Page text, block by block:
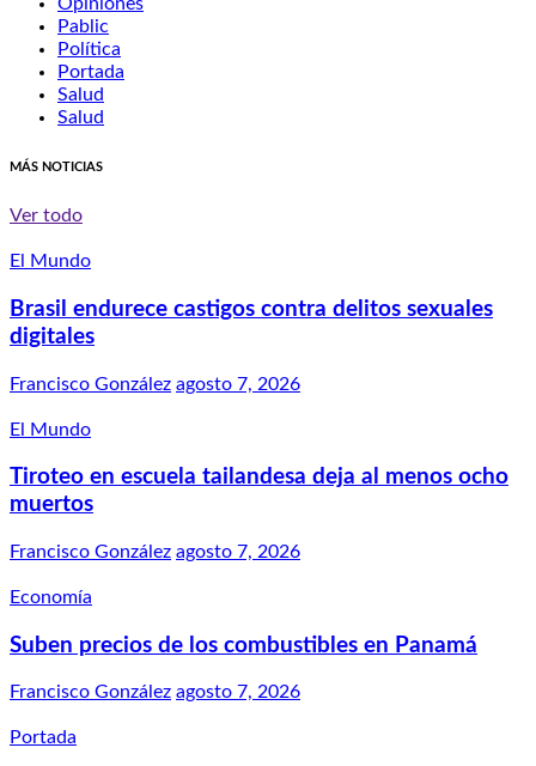
Pablic
Política
Portada
Salud
Salud
MÁS NOTICIAS
Ver todo
El Mundo
Brasil endurece castigos contra delitos sexuales
digitales
Francisco González agosto 7, 2026
El Mundo
Tiroteo en escuela tailandesa deja al menos ocho
muertos
Francisco González agosto 7, 2026
Economía
Suben precios de los combustibles en Panamá
Francisco González agosto 7, 2026
Portada